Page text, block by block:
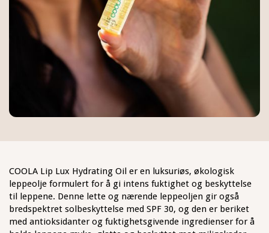
COOLA Lip Lux Hydrating Oil er en luksuriøs, økologisk
leppeolje formulert for å gi intens fuktighet og beskyttelse
til leppene. Denne lette og nærende leppeoljen gir også
bredspektret solbeskyttelse med SPF 30, og den er beriket
med antioksidanter og fuktighetsgivende ingredienser for å